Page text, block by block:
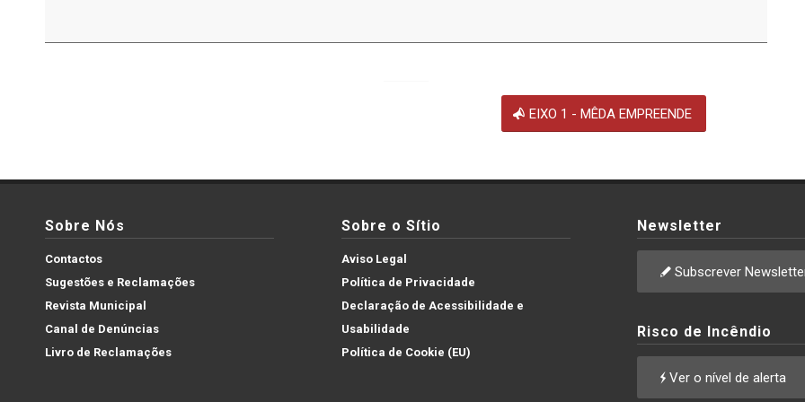
EIXO 1 - MÊDA EMPREENDE
Sobre Nós
Contactos
Sugestões e Reclamações
Revista Municipal
Canal de Denúncias
Livro de Reclamações
Sobre o Sítio
Aviso Legal
Política de Privacidade
Declaração de Acessibilidade e
Usabilidade
Política de Cookie (EU)
Newsletter
Subscrever
Risco de Incêndio
Ver o nível de alerta